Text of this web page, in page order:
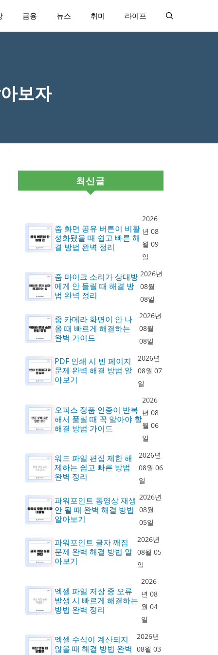
금융 뉴스 취미 라이프
보자
최신글
줌 화면 공유 버튼이 비활
성화됐을 때 쉽고 빠른 해
결 방법 완벽 정리
2026
년 08
월 09
일
줌 마이크 소리가 상대방
에게 안 들릴 때 해결 방
법 완벽 정리
2026년
08월
08일
줌 카메라 화면이 안 나
올 때 빠르게 해결하는
완벽 가이드
2026년
08월
08일
PDF 인쇄 시 빈 페이지
문제 완벽 해결 방법 알
아보기
2026년
08월 07
일
오피스 정품 인증이 반복
해서 풀릴 때 꼭 알아야 할
해결 방법 가이드
2026
년 08
월 06
일
워드 파일 편집 제한 해
제하는 쉽고 빠른 방법
완벽 정리
2026년
08월 06
일
파워포인트 동영상 재생
안 될 때 완벽 해결 방법
알아보기
2026년
08월
05일
파워포인트 글자 깨짐
문제 완벽 해결 방법 알
아보기
2026년
08월 05
일
엑셀 파일 저장 중 오류
발생 시 빠르게 해결하는
방법 완벽 정리
2026
년 08
월 04
일
엑셀 수식이 계산되지
않을 때 해결 방법 완벽
2026년
08월 03